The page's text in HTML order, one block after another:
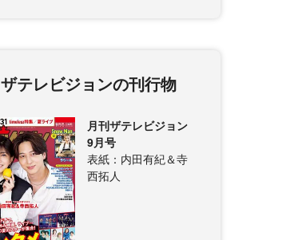
ザテレビジョンの刊行物
月刊ザテレビジョン
9月号
表紙：内田有紀＆寺
西拓人